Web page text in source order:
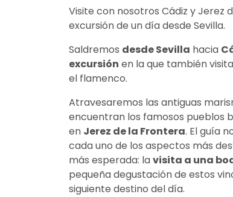
Visite con nosotros Cádiz y Jerez
excursión de un día desde Sevilla.
Saldremos desde Sevilla hacia
excursión en la que también
el flamenco.
Atravesaremos las antiguas
encuentran los famosos pueblos
en Jerez de la Frontera. El guía
cada uno de los aspectos más
más esperada: lavisita a una
pequeña degustación de estos
siguiente destino del día.